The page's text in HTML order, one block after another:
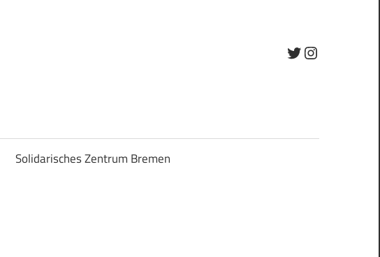
TwitterInstagram
Solidarisches Zentrum Bremen